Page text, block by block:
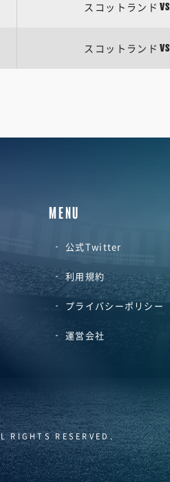
スコットランド VS
スコットランド VS
MENU
公式Twitter
利用規約
プライバシーポリシー
運営会社
RIGHTS RESERVED.